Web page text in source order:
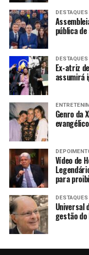
DESTAQUES
pública
DESTAQUES
Ex-atriz
assumirá
Genro da
Vídeo de
para
DESTAQUES
Universal
gestão do